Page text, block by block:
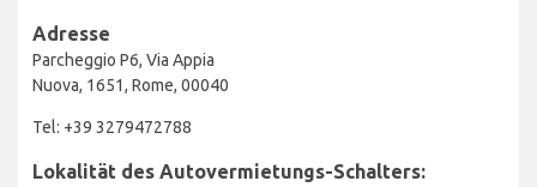
Adresse
Parcheggio P6, Via Appia
Nuova, 1651, Rome, 00040
Tel: +39 3279472788
Lokalität des Autovermietungs-Schalters: